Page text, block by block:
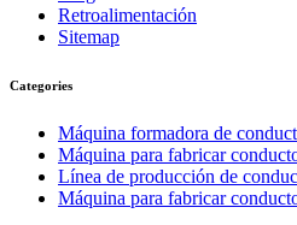
Retroalimentación
Sitemap
Categories
Máquina formadora de
Máquina para fabricar
Línea de producción de
Máquina para fabricar